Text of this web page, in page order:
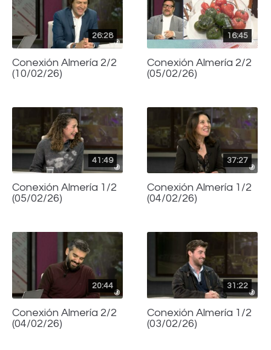
26:28
Conexión Almería 2/2
(10/02/26)
16:45
Conexión Almería 2/2
(05/02/26)
41:49
Conexión Almería 1/2
(05/02/26)
37:27
Conexión Almería 1/2
(04/02/26)
20:44
Conexión Almería 2/2
(04/02/26)
31:22
Conexión Almería 1/2
(03/02/26)